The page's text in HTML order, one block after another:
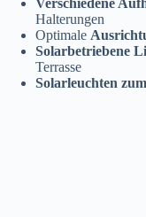
Halterungen
Optimale
Solarbetriebene
Terrasse
Solarleuchten